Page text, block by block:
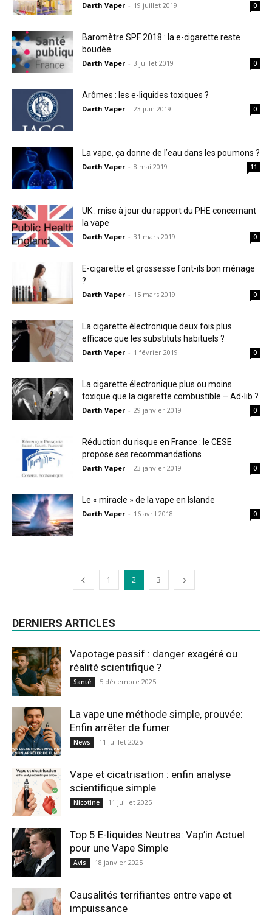
Darth Vaper - 19 juillet 2019 0
Baromètre SPF 2018 : la e-cigarette reste
boudée
Darth Vaper - 3 juillet 2019 0
Arômes : les e-liquides toxiques ?
Darth Vaper - 23 juin 2019 0
La vape, ça donne de l’eau dans les poumons ?
Darth Vaper - 8 mai 2019 11
UK : mise à jour du rapport du PHE concernant
la vape
Darth Vaper - 31 mars 2019 0
E-cigarette et grossesse font-ils bon ménage
?
Darth Vaper - 15 mars 2019 0
La cigarette électronique deux fois plus
efficace que les substituts habituels ?
Darth Vaper - 1 février 2019 0
La cigarette électronique plus ou moins
toxique que la cigarette combustible – Ad-lib ?
Darth Vaper - 29 janvier 2019 0
Réduction du risque en France : le CESE
propose ses recommandations
Darth Vaper - 23 janvier 2019 0
Le « miracle » de la vape en Islande
Darth Vaper - 16 avril 2018 0
1 2 3
DERNIERS ARTICLES
Vapotage passif : danger exagéré ou
réalité scientifique ?
Santé 5 décembre 2025
La vape une méthode simple, prouvée:
Enfin arrêter de fumer
News 11 juillet 2025
Vape et cicatrisation : enfin analyse
scientifique simple
Nicotine 11 juillet 2025
Top 5 E-liquides Neutres: Vap’in Actuel
pour une Vape Simple
Avis 18 janvier 2025
Causalités terrifiantes entre vape et
impuissance